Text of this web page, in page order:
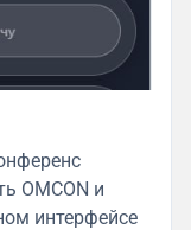
OMCON и
интерфейсе